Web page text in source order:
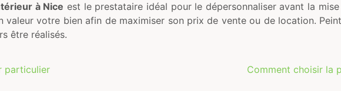
à Nice est le prestataire idéal pour le dépersonnaliser avant la
votre bien afin de maximiser son prix de vente ou de location.
être réalisés.
particulier Comment choisir la